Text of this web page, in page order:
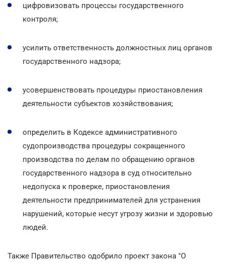
цифровизовать процессы государственного
контроля;
усилить ответственность должностных лиц органов
государственного надзора;
усовершенствовать процедуры приостановления
деятельности субъектов хозяйствования;
определить в Кодексе административного
судопроизводства процедуры сокращенного
производства по делам по обращению органов
государственного надзора в суд относительно
недопуска к проверке, приостановления
деятельности предпринимателей для устранения
нарушений, которые несут угрозу жизни и здоровью
людей.
Также Правительство одобрило проект закона "О